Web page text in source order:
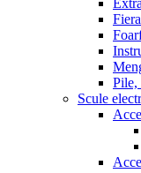
Pile,
Scule